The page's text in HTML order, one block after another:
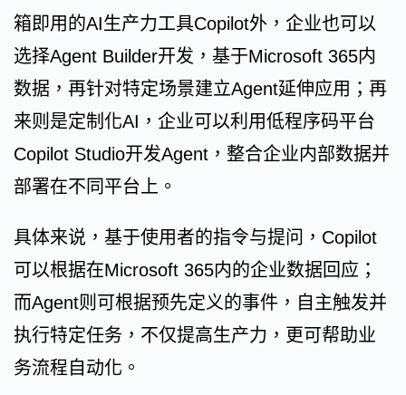
箱即用的AI生产力工具Copilot外，企业也可以
选择Agent Builder开发，基于Microsoft 365内
数据，再针对特定场景建立Agent延伸应用；再
来则是定制化AI，企业可以利用低程序码平台
Copilot Studio开发Agent，整合企业内部数据并
部署在不同平台上。
具体来说，基于使用者的指令与提问，Copilot
可以根据在Microsoft 365内的企业数据回应；
而Agent则可根据预先定义的事件，自主触发并
执行特定任务，不仅提高生产力，更可帮助业
务流程自动化。